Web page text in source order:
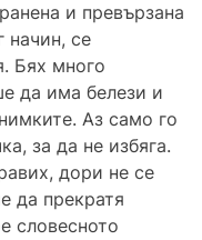
и превързана
начин, се
Бях много
да има белези и
Аз само го
за да не избяга.
дори не се
да прекратя
словесното